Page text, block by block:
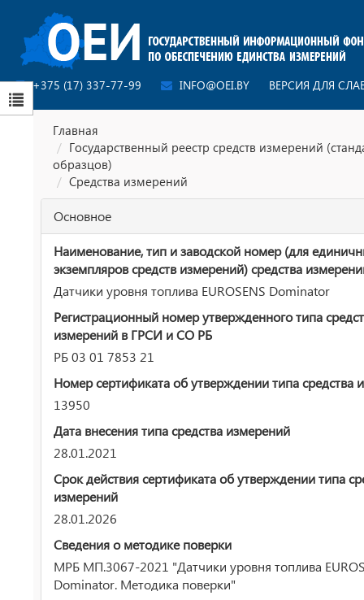
+375 (17) 337-77-99 INFO@OEI.BY ВЕРСИЯ ДЛЯ
Главная
Государственный реестр средств измерений
образцов)
Средства измерений
Основное
Наименование, тип и заводской номер (для
экземпляров средств измерений) средства
Датчики уровня топлива EUROSENS Dominator
Регистрационный номер утвержденного типа
измерений в ГРСИ и СО РБ
РБ 03 01 7853 21
Номер сертификата об утверждении типа средства
13950
Дата внесения типа средства измерений
28.01.2021
Срок действия сертификата об утверждении типа
измерений
28.01.2026
Сведения о методике поверки
МРБ МП.3067-2021 "Датчики уровня топлива
Dominator. Методика поверки"